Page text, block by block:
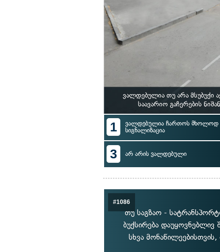
ვალდებულია თუ არა მსუბუქი
საავარიო გაჩერების
1
ვალდებულია ჩართოს მხოლოდ
სიგნალიზაცია
3 არ არის ვალდებული
#1086
თუ საგზაო -
ბუქსირება
სხვა